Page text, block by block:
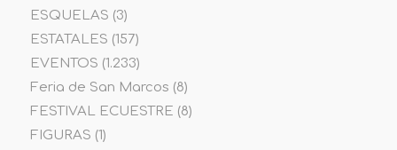
ESQUELAS (3)
ESTATALES (157)
EVENTOS (1.233)
Feria de San Marcos (8)
FESTIVAL ECUESTRE (8)
FIGURAS (1)